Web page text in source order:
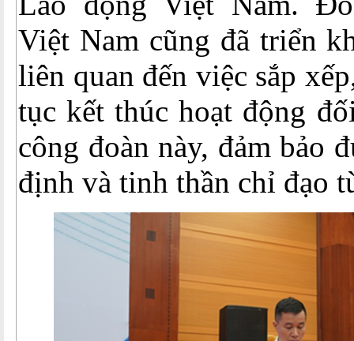
Việt Nam cũng đã triển
liên quan đến việc sắp
tục kết thúc hoạt động
công đoàn này, đảm bảo
định và tinh thần chỉ đạo